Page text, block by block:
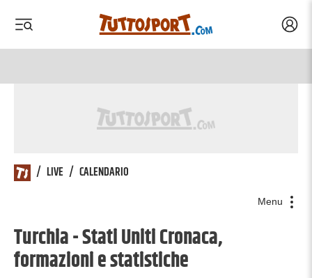
/ LIVE / CALENDARIO
Menu
Turchia - Stati Uniti Cronaca,
formazioni e statistiche